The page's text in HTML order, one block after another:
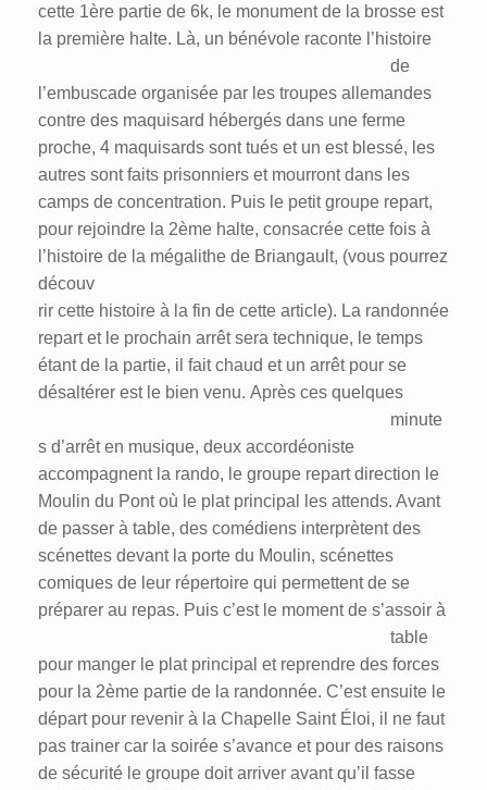
cette 1ère partie de 6k, le monument de la brosse est
la première halte. Là, un bénévole raconte l’histoire
de
l’embuscade organisée par les troupes allemandes
contre des maquisard hébergés dans une ferme
proche, 4 maquisards sont tués et un est blessé, les
autres sont faits prisonniers et mourront dans les
camps de concentration. Puis le petit groupe repart,
pour rejoindre la 2ème halte, consacrée cette fois à
l’histoire de la mégalithe de Briangault, (vous pourrez
découv
rir cette histoire à la fin de cette article). La randonnée
repart et le prochain arrêt sera technique, le temps
étant de la partie, il fait chaud et un arrêt pour se
désaltérer est le bien venu. Après ces quelques
minute
s d’arrêt en musique, deux accordéoniste
accompagnent la rando, le groupe repart direction le
Moulin du Pont où le plat principal les attends. Avant
de passer à table, des comédiens interprètent des
scénettes devant la porte du Moulin, scénettes
comiques de leur répertoire qui permettent de se
préparer au repas. Puis c’est le moment de s’assoir à
table
pour manger le plat principal et reprendre des forces
pour la 2ème partie de la randonnée. C’est ensuite le
départ pour revenir à la Chapelle Saint Éloi, il ne faut
pas trainer car la soirée s’avance et pour des raisons
de sécurité le groupe doit arriver avant qu’il fasse